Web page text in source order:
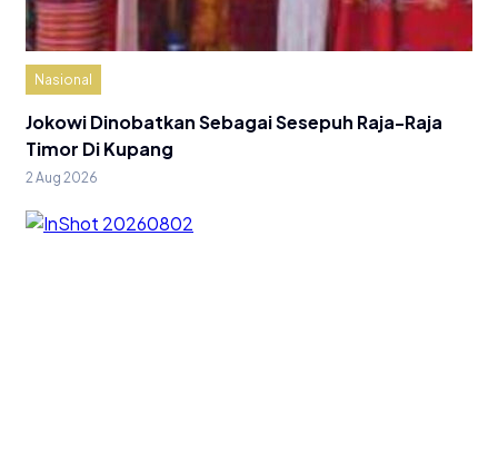
Nasional
Jokowi Dinobatkan Sebagai Sesepuh Raja-Raja
Timor Di Kupang
2 Aug 2026